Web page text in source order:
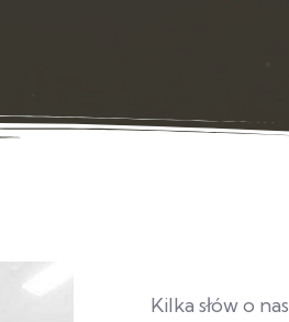
Kilka słów o nas